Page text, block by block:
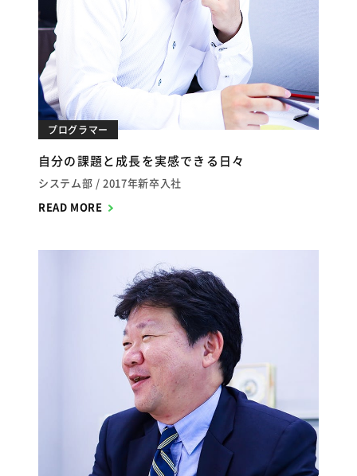
プログラマー
自分の課題と成長を実感できる日々
システム部 2017年新卒入社
READ MORE